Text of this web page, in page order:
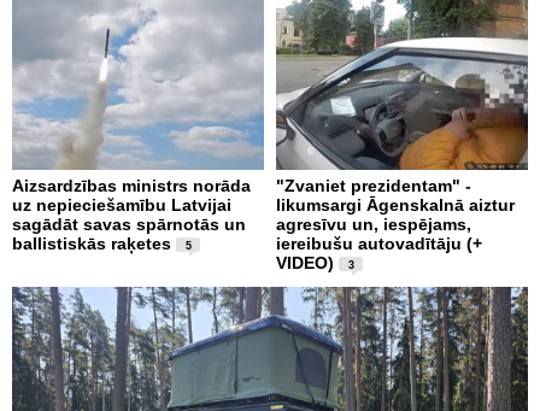
Aizsardzības ministrs norāda
uz nepieciešamību Latvijai
sagādāt savas spārnotās un
ballistiskās raķetes
5
"Zvaniet prezidentam" -
likumsargi Āgenskalnā aiztur
agresīvu un, iespējams,
iereibušu autovadītāju (+
VIDEO)
3